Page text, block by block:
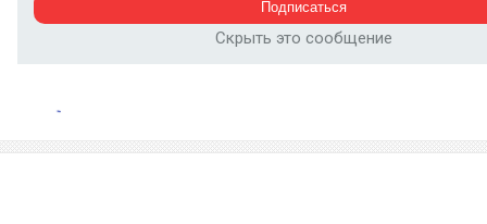
Скрыть это сообщение